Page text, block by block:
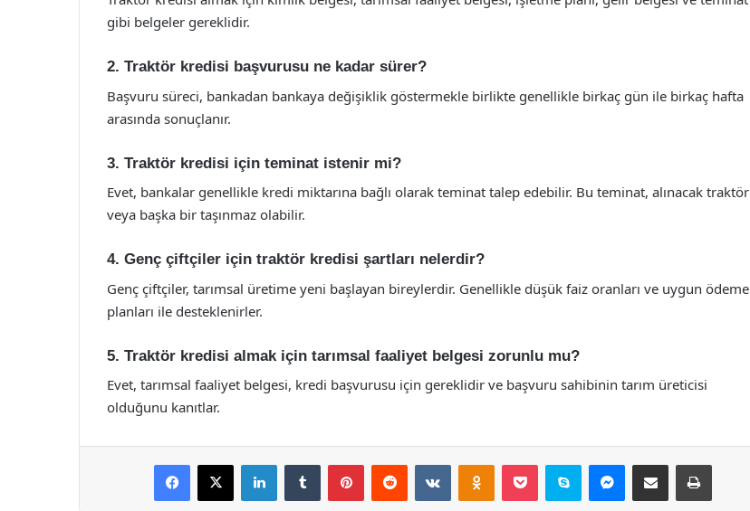
gibi belgeler gereklidir.
2. Traktör kredisi başvurusu ne kadar sürer?
Başvuru süreci, bankadan bankaya değişiklik göstermekle birlikte genellikle birkaç gün ile birkaç hafta
arasında sonuçlanır.
3. Traktör kredisi için teminat istenir mi?
Evet, bankalar genellikle kredi miktarına bağlı olarak teminat talep edebilir. Bu teminat, alınacak traktör
veya başka bir taşınmaz olabilir.
4. Genç çiftçiler için traktör kredisi şartları nelerdir?
Genç çiftçiler, tarımsal üretime yeni başlayan bireylerdir. Genellikle düşük faiz oranları ve uygun ödeme
planları ile desteklenirler.
5. Traktör kredisi almak için tarımsal faaliyet belgesi zorunlu mu?
Evet, tarımsal faaliyet belgesi, kredi başvurusu için gereklidir ve başvuru sahibinin tarım üreticisi
olduğunu kanıtlar.
Facebook
X LinkedInTumblr PinterestReddit VKontakteOdnoklassniki
Pocket Skype Messenger
E-Posta ile paylaş Yazdır